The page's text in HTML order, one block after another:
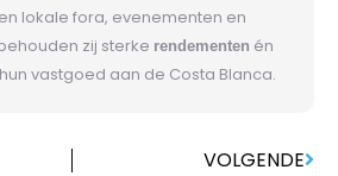
lokale fora, evenementen en
zij sterke rendementen én
vastgoed aan de Costa Blanca.
VOLGENDE